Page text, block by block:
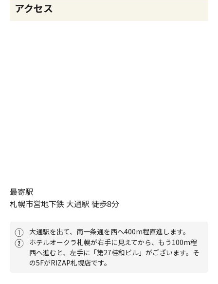
アクセス
最寄駅
札幌市営地下鉄 大通駅 徒歩8分
大通駅を出て、南一条通を西へ400m程直進します。
ホテルオークラ札幌が右手に見えてから、もう100m程
西へ進むと、左手に「第27桂和ビル」がございます。そ
の5FがRIZAP札幌店です。